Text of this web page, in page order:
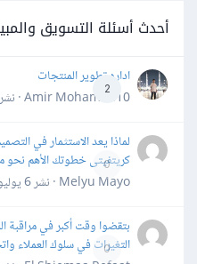
أحدث أسئلة التسويق
2
اداره تطوير المنتجات
Amir Mohamed10 · نشر
0
لماذا يعد الاستثمار في
كريتفيتى خطوتك الأهم نحو
Melyu Mayo · نشر
6 يوليو
0
بتقضوا وقت أكبر في مراقبة
التغيرات في سلوك العملاء